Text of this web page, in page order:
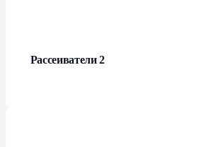
Рассеиватели2